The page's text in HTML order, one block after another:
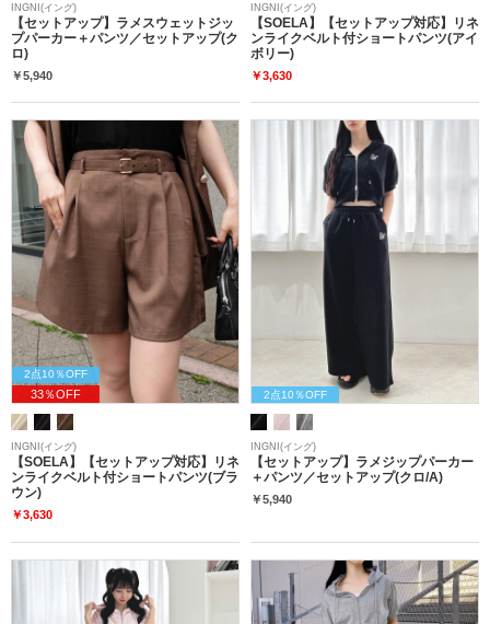
INGNI(イング)
【セットアップ】ラメスウェットジッ
プパーカー＋パンツ／セットアップ(ク
ロ)
￥5,940
INGNI(イング)
【SOELA】【セットアップ対応】リネ
ンライクベルト付ショートパンツ(アイ
ボリー)
￥3,630
2点10％OFF
33％OFF
INGNI(イング)
【SOELA】【セットアップ対応】リネ
ンライクベルト付ショートパンツ(ブラ
ウン)
￥3,630
2点10％OFF
INGNI(イング)
【セットアップ】ラメジップパーカー
＋パンツ／セットアップ(クロ/A)
￥5,940